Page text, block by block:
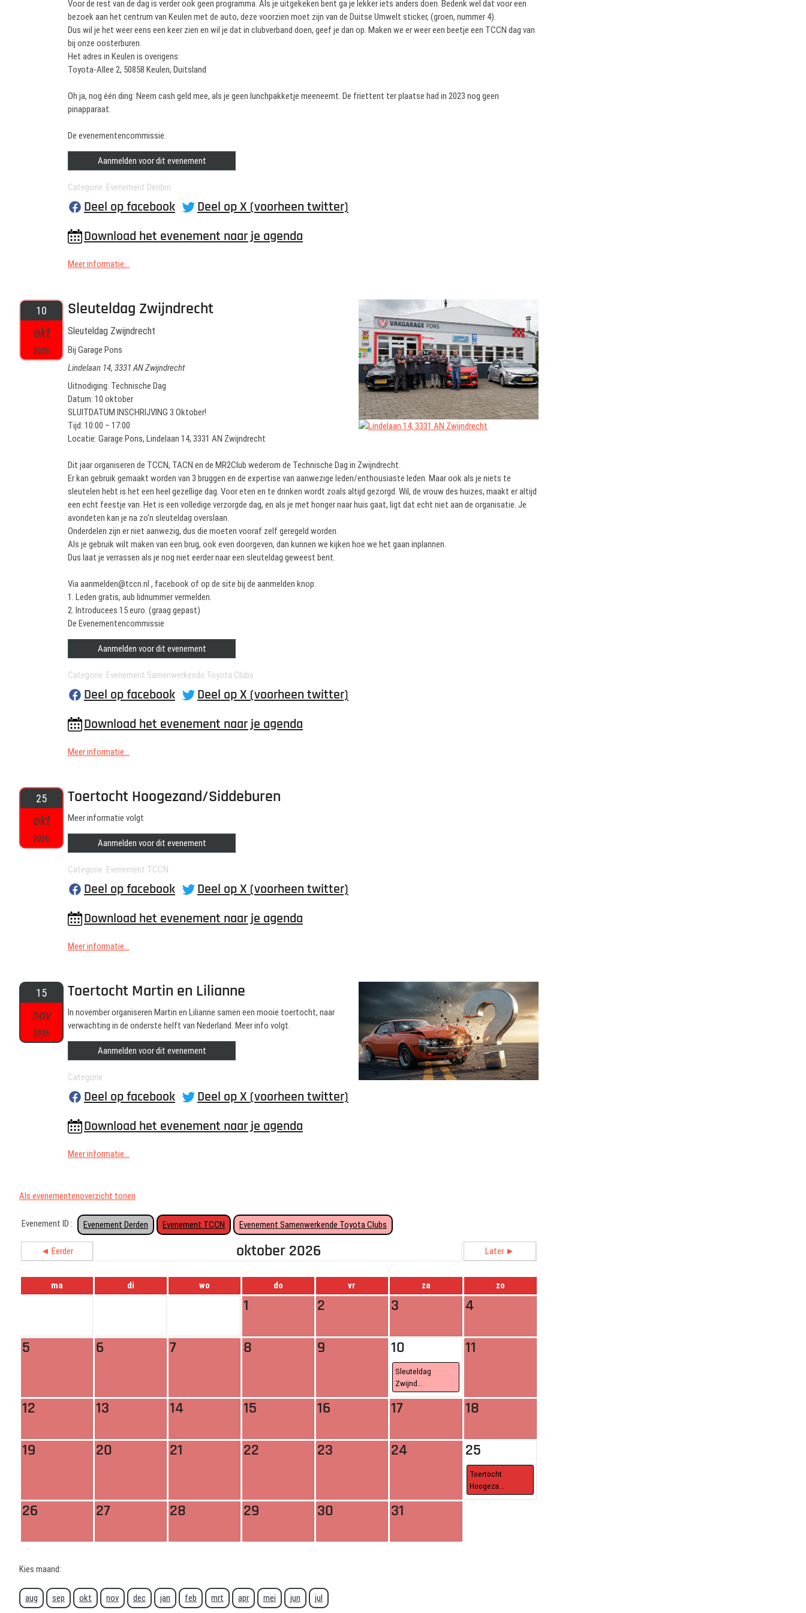
Voor de rest van de dag is verder ook geen programma. Als je uitgekeken bent ga je lekker iets anders doen. Bedenk wel dat voor een
bezoek aan het centrum van Keulen met de auto, deze voorzien moet zijn van de Duitse Umwelt sticker, (groen, nummer 4).
Dus wil je het weer eens een keer zien en wil je dat in clubverband doen, geef je dan op. Maken we er weer een beetje een TCCN dag van
bij onze oosterburen.
Het adres in Keulen is overigens:
Toyota-Allee 2, 50858 Keulen, Duitsland
Oh ja, nog één ding: Neem cash geld mee, als je geen lunchpakketje meeneemt. De friettent ter plaatse had in 2023 nog geen
pinapparaat.
De evenementencommissie.
Aanmelden voor dit evenement
Categorie Evenement Derden
Deel op facebook
Deel op X (voorheen twitter)
Download het evenement naar je agenda
Meer informatie...
10
okt
2026
Sleuteldag Zwijndrecht
Sleuteldag Zwijndrecht
Bij Garage Pons
Lindelaan 14, 3331 AN Zwijndrecht
Uitnodiging: Technische Dag
Datum: 10 oktober
SLUITDATUM INSCHRIJVING 3 Oktober!
Tijd: 10:00 – 17:00
Locatie: Garage Pons, Lindelaan 14, 3331 AN Zwijndrecht
Dit jaar organiseren de TCCN, TACN en de MR2Club wederom de Technische Dag in Zwijndrecht.
Er kan gebruik gemaakt worden van 3 bruggen en de expertise van aanwezige leden/enthousiaste leden. Maar ook als je niets te
sleutelen hebt is het een heel gezellige dag. Voor eten en te drinken wordt zoals altijd gezorgd. Wil, de vrouw des huizes, maakt er altijd
een echt feestje van. Het is een volledige verzorgde dag, en als je met honger naar huis gaat, ligt dat echt niet aan de organisatie. Je
avondeten kan je na zo'n sleuteldag overslaan.
Onderdelen zijn er niet aanwezig, dus die moeten vooraf zelf geregeld worden.
Als je gebruik wilt maken van een brug, ook even doorgeven, dan kunnen we kijken hoe we het gaan inplannen.
Dus laat je verrassen als je nog niet eerder naar een sleuteldag geweest bent.
Via aanmelden@tccn.nl , facebook of op de site bij de aanmelden knop.
1. Leden gratis, aub lidnummer vermelden.
2. Introducees 15 euro. (graag gepast)
De Evenementencommissie
Aanmelden voor dit evenement
Categorie Evenement Samenwerkende Toyota Clubs
Deel op facebook
Deel op X (voorheen twitter)
Download het evenement naar je agenda
Meer informatie...
25
okt
2026
Toertocht Hoogezand/Siddeburen
Meer informatie volgt
Aanmelden voor dit evenement
Categorie Evenement TCCN
Deel op facebook
Deel op X (voorheen twitter)
Download het evenement naar je agenda
Meer informatie...
15
nov
2026
Toertocht Martin en Lilianne
In november organiseren Martin en Lilianne samen een mooie toertocht, naar
verwachting in de onderste helft van Nederland. Meer info volgt.
Aanmelden voor dit evenement
Categorie
Deel op facebook
Deel op X (voorheen twitter)
Download het evenement naar je agenda
Meer informatie...
Als evenementenoverzicht tonen
Evenement ID : Evenement Derden Evenement TCCN Evenement Samenwerkende Toyota Clubs
◄ Eerder oktober 2026 Later ►
ma di wo do vr za zo
1 2 3 4
5 6 7 8 9 10
Sleuteldag
Zwijnd...
11
12 13 14 15 16 17 18
19 20 21 22 23 24 25
Toertocht
Hoogeza...
26 27 28 29 30 31
Kies maand:
aug sep okt nov dec jan feb mrt apr mei jun jul